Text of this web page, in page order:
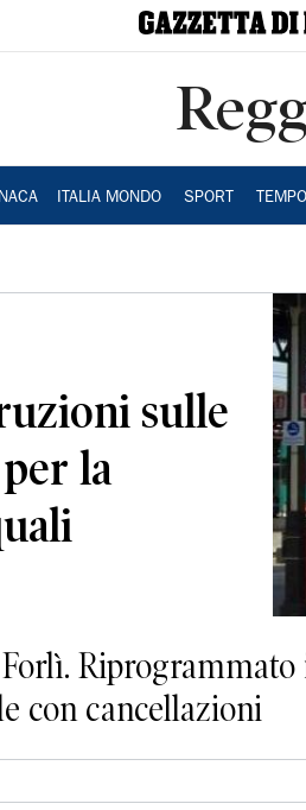
ITALIA MONDO SPORT
sulle
la
con cancellazioni